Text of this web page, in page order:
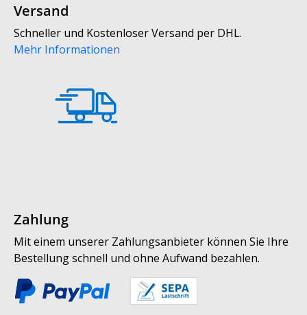
Versand
Schneller und Kostenloser Versand per DHL.
Mehr Informationen
Zahlung
Mit einem unserer Zahlungsanbieter können Sie Ihre
Bestellung schnell und ohne Aufwand bezahlen.